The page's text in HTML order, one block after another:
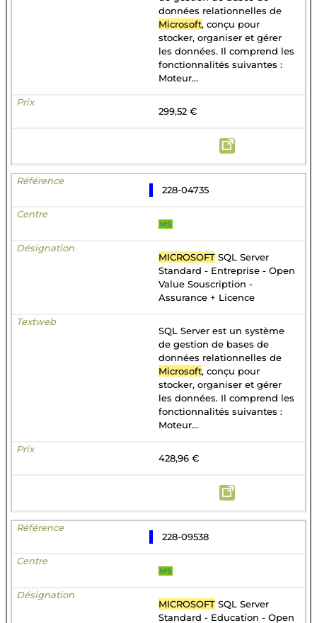
données relationnelles de
Microsoft, conçu pour
stocker, organiser et gérer
les données. Il comprend les
fonctionnalités suivantes :
Moteur...
299,52 €
228-04735
MS
MICROSOFT SQL Server
Standard - Entreprise - Open
Value Souscription -
Assurance + Licence
SQL Server est un système
de gestion de bases de
données relationnelles de
Microsoft, conçu pour
stocker, organiser et gérer
les données. Il comprend les
fonctionnalités suivantes :
Moteur...
428,96 €
228-09538
MS
MICROSOFT SQL Server
Standard - Education - Open